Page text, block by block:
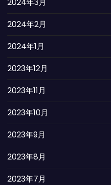
2024年2月
2024年1月
2023年12月
2023年11月
2023年10月
2023年9月
2023年8月
2023年7月